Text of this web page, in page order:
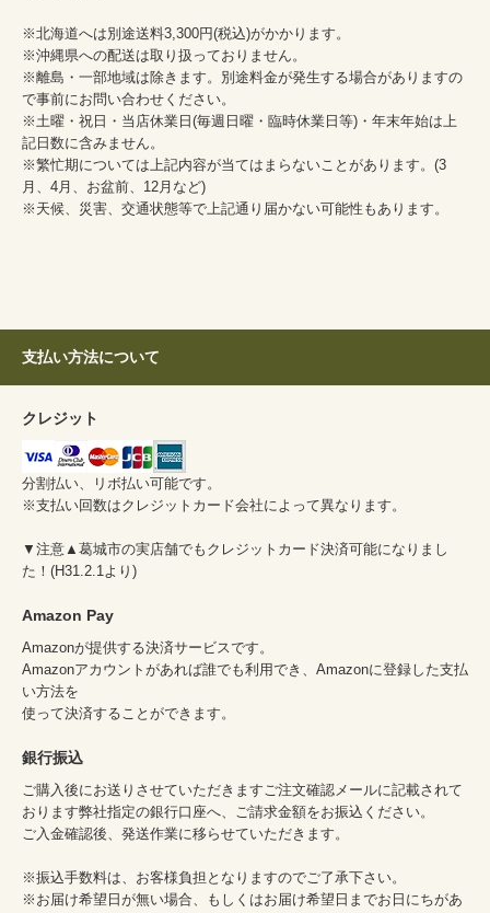
※北海道へは別途送料3,300円(税込)がかかります。
※沖縄県への配送は取り扱っておりません。
※離島・一部地域は除きます。別途料金が発生する場合がありますの
で事前にお問い合わせください。
※土曜・祝日・当店休業日(毎週日曜・臨時休業日等)・年末年始は上
記日数に含みません。
※繁忙期については上記内容が当てはまらないことがあります。(3
月、4月、お盆前、12月など)
※天候、災害、交通状態等で上記通り届かない可能性もあります。
支払い方法について
クレジット
分割払い、リボ払い可能です。
※支払い回数はクレジットカード会社によって異なります。
▼注意▲葛城市の実店舗でもクレジットカード決済可能になりまし
た！(H31.2.1より)
Amazon Pay
Amazonが提供する決済サービスです。
Amazonアカウントがあれば誰でも利用でき、Amazonに登録した支払
い方法を
使って決済することができます。
銀行振込
ご購入後にお送りさせていただきますご注文確認メールに記載されて
おります弊社指定の銀行口座へ、ご請求金額をお振込ください。
ご入金確認後、発送作業に移らせていただきます。
※振込手数料は、お客様負担となりますのでご了承下さい。
※お届け希望日が無い場合、もしくはお届け希望日までお日にちがあ